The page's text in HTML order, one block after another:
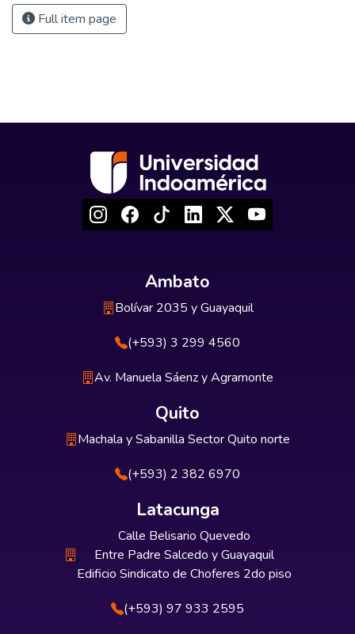
Full item page
Ambato
Bolívar 2035 y Guayaquil
(+593) 3 299 4560
Av. Manuela Sáenz y Agramonte
Quito
Machala y Sabanilla Sector Quito norte
(+593) 2 382 6970
Latacunga
Calle Belisario Quevedo
Entre Padre Salcedo y Guayaquil
Edificio Sindicato de Choferes 2do piso
(+593) 97 933 2595